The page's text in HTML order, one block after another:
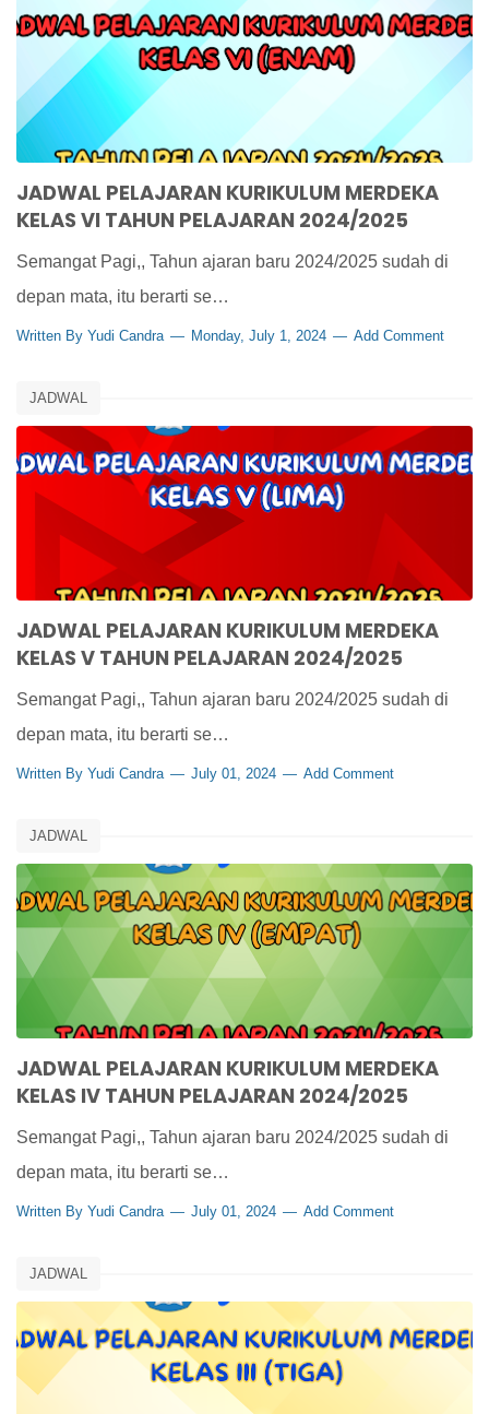
JADWAL PELAJARAN KURIKULUM MERDEKA
KELAS VI TAHUN PELAJARAN 2024/2025
Semangat Pagi,, Tahun ajaran baru 2024/2025 sudah di
depan mata, itu berarti se…
Written By Yudi Candra Monday, July 1, 2024 Add Comment
JADWAL
JADWAL PELAJARAN KURIKULUM MERDEKA
KELAS V TAHUN PELAJARAN 2024/2025
Semangat Pagi,, Tahun ajaran baru 2024/2025 sudah di
depan mata, itu berarti se…
Written By Yudi Candra July 01, 2024 Add Comment
JADWAL
JADWAL PELAJARAN KURIKULUM MERDEKA
KELAS IV TAHUN PELAJARAN 2024/2025
Semangat Pagi,, Tahun ajaran baru 2024/2025 sudah di
depan mata, itu berarti se…
Written By Yudi Candra July 01, 2024 Add Comment
JADWAL